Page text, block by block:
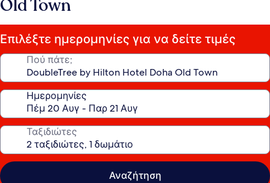
Old Town
Επιλέξτε ημερομηνίες για να δείτε τιμές
Πού πάτε;
Ημερομηνίες
Ταξιδιώτες
Αναζήτηση